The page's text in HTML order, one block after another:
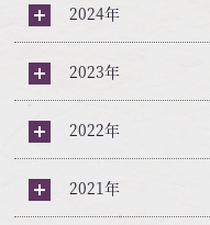
2024年
2023年
2022年
2021年